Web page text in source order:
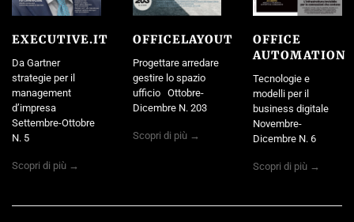
EXECUTIVE.IT
Da Gartner
strategie per il
management
d’impresa
Settembre-Ottobre
N. 5
Scopri di più →
OFFICELAYOUT
Progettare arredare
gestire lo spazio
ufficio Ottobre-
Dicembre N. 203
Scopri di più →
OFFICE
AUTOMATION
Tecnologie e
modelli per il
business digitale
Novembre-
Dicembre N. 6
Scopri di più →